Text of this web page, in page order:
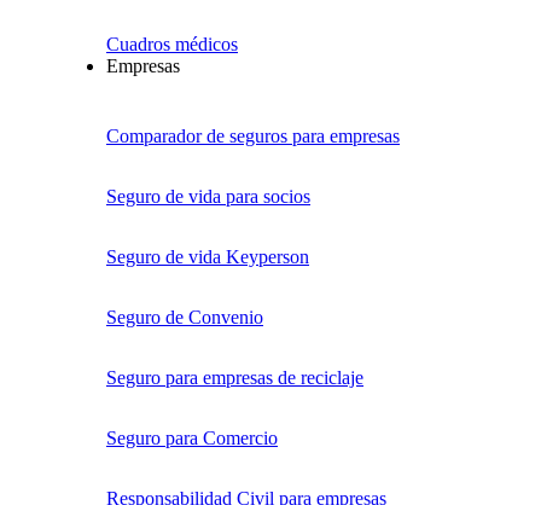
Cuadros médicos
Empresas
Comparador de seguros para empresas
Seguro de vida para socios
Seguro de vida Keyperson
Seguro de Convenio
Seguro para empresas de reciclaje
Seguro para Comercio
Responsabilidad Civil para empresas